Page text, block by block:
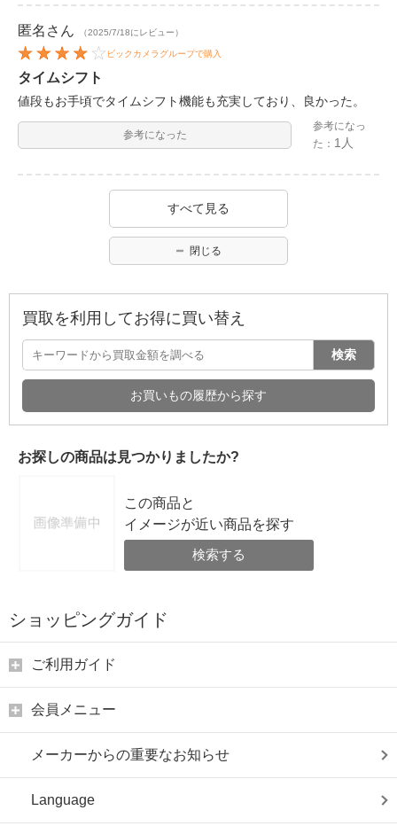
匿名 さん （2025/7/18にレビュー）
ビックカメラグループで購入
タイムシフト
値段もお手頃でタイムシフト機能も充実しており、良かった。
参考になった
参考になっ
た： 1人
すべて見る
閉じる
買取を利用してお得に買い替え
検索
お買いもの履歴から探す
お探しの商品は見つかりましたか?
この商品と
イメージが近い商品を探す
検索する
ショッピングガイド
ご利用ガイド
会員メニュー
メーカーからの重要なお知らせ
Language